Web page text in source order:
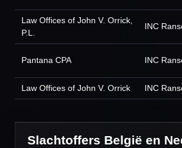
Law Offices of John V. Orrick,
P.L.
INC
Pantana CPA INC
Law Offices of John V. Orrick INC
Slachtoffers België en